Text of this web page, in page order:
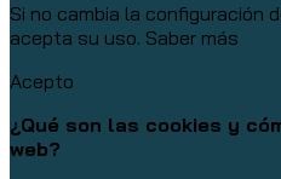
Si no cambia la configuración
acepta su uso. Saber más
Acepto
¿Qué son las cookies y
web?